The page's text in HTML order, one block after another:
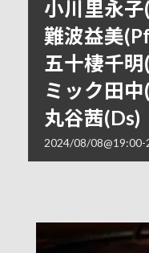
小川里永子
難波益美
五十棲千明
ミック田中
丸谷茜(Ds)
2024/08/08@19:00-